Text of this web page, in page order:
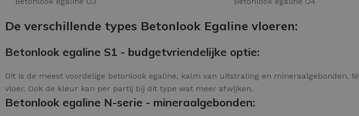
De verschillende types Betonlook Egaline vloeren:
Betonlook egaline S1 - budgetvriendelijke optie:
Dit is de meest voordelige betonlook egaline, kalm van uitstraling en
vloer. Ook de kleur kan per partij bij dit type wat meer afwijken.
Betonlook egaline N-serie - mineraalgebonden: